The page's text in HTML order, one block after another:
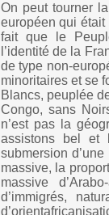
On peut tourner
européen qui
fait que le
l’identité de la
de type non-
minoritaires et se
Blancs, peuplée
Congo, sans
n’est pas la
assistons bel et
submersion
massive, la
massive
d’immigrés,